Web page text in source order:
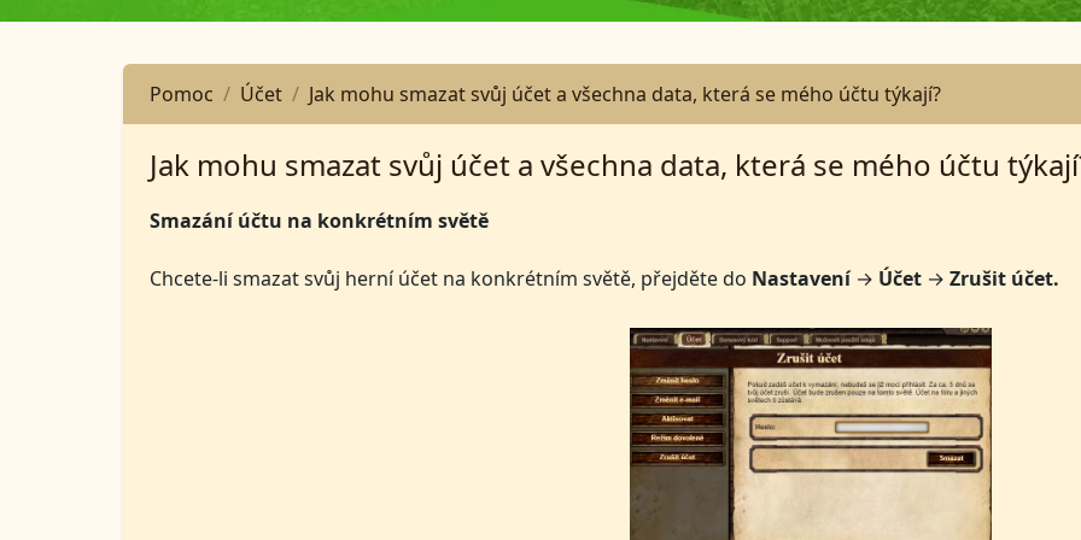
Pomoc Účet Jak mohu smazat svůj účet a všechna data, která se mého účtu týkají?
Jak mohu smazat svůj účet a všechna data, která se mého účtu
Smazání účtu na konkrétním světě
Chcete-li smazat svůj herní účet na konkrétním světě, přejděte do Nastavení→ Účet → Zrušit účet.